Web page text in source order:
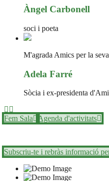
Àngel Carbonell
soci i poeta
M'agrada Amics per la
Adela Farré
Sòcia i ex-presidenta
Fem Sala
Agenda d'activitats
Subscriu-te i rebràs informació